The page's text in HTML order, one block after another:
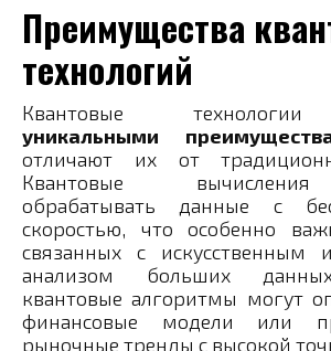
Преимущества
технологий
Квантовые
уникальными
отличают их от
Квантовые
обрабатывать данные с
скоростью, что особенно
связанных с искусственным
анализом больших
квантовые алгоритмы могут
финансовые модели или
рыночные тренды с высокой